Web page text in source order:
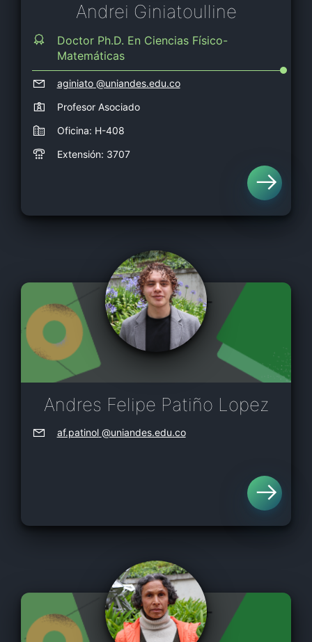
Andrei Giniatoulline
Doctor Ph.D. En Ciencias Físico-
Matemáticas
aginiato @uniandes.edu.co
Profesor Asociado
Oficina: H-408
Extensión: 3707
Andres Felipe Patiño Lopez
af.patinol @uniandes.edu.co